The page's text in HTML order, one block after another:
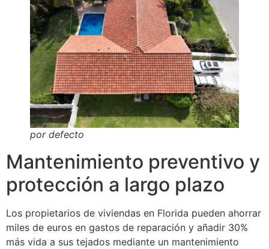
por defecto
Mantenimiento preventivo y
protección a largo plazo
Los propietarios de viviendas en Florida pueden ahorrar
miles de euros en gastos de reparación y añadir 30%
más vida a sus tejados mediante un mantenimiento